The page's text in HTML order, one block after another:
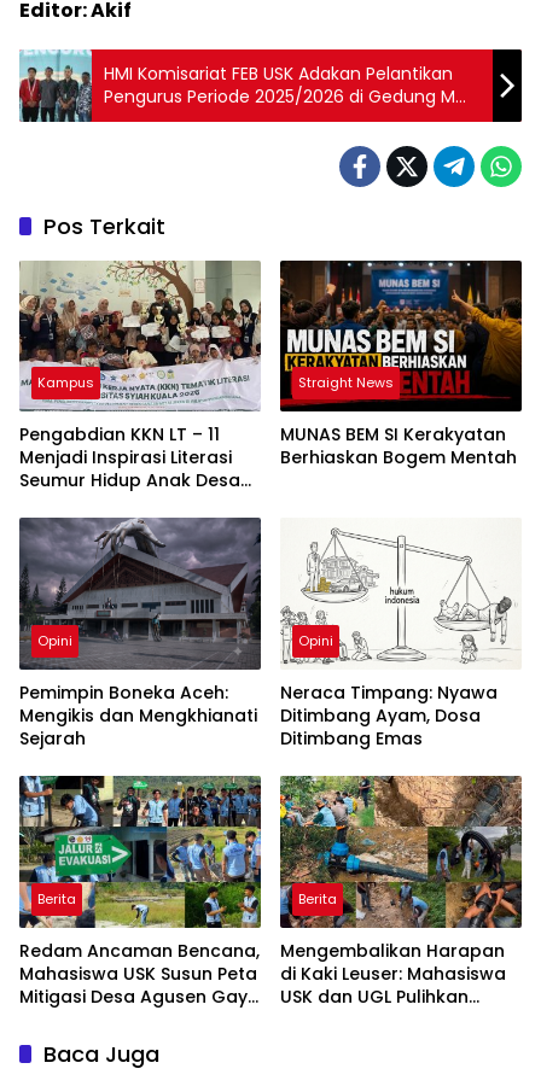
Editor: Akif
HMI Komisariat FEB USK Adakan Pelantikan
Pengurus Periode 2025/2026 di Gedung MW
KAHMI Aceh
Pos Terkait
Kampus
Pengabdian KKN LT – 11
Menjadi Inspirasi Literasi
Seumur Hidup Anak Desa
Straight News
MUNAS BEM SI Kerakyatan
Berhiaskan Bogem Mentah
Opini
Pemimpin Boneka Aceh:
Mengikis dan Mengkhianati
Sejarah
Opini
Neraca Timpang: Nyawa
Ditimbang Ayam, Dosa
Ditimbang Emas
Berita
Redam Ancaman Bencana,
Mahasiswa USK Susun Peta
Mitigasi Desa Agusen Gayo
Berita
Mengembalikan Harapan
di Kaki Leuser: Mahasiswa
USK dan UGL Pulihkan
Baca Juga